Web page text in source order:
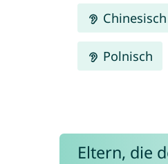
Chinesisch
Polnisch
Eltern, die